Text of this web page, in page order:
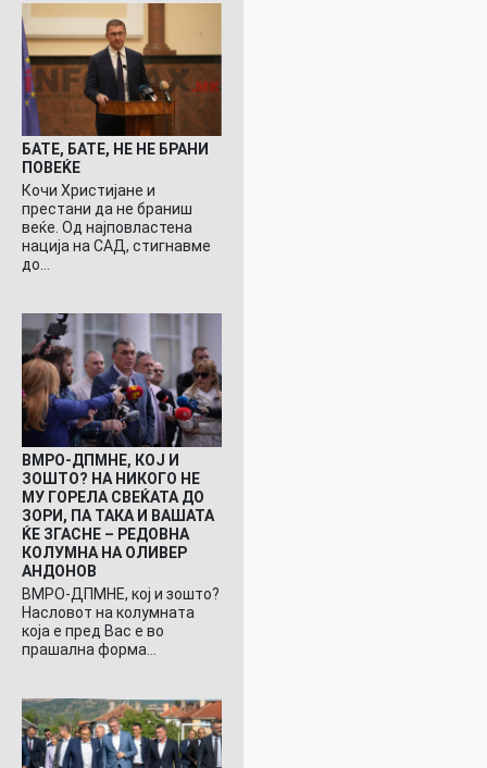
БАТЕ, БАТЕ, НЕ НЕ БРАНИ
ПОВЕЌЕ
Кочи Христијане и
престани да не браниш
веќе. Од најповластена
нација на САД, стигнавме
до…
ВМРО-ДПМНЕ, КОЈ И
ЗОШТО? НА НИКОГО НЕ
МУ ГОРЕЛА СВЕЌАТА ДО
ЗОРИ, ПА ТАКА И ВАШАТА
ЌЕ ЗГАСНЕ – РЕДОВНА
КОЛУМНА НА ОЛИВЕР
АНДОНОВ
ВМРО-ДПМНЕ, кој и зошто?
Насловот на колумната
која е пред Вас е во
прашална форма…